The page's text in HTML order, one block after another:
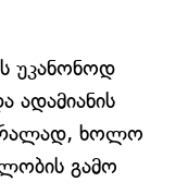
უკანონოდ
ადამიანის
ხოლო
გამო